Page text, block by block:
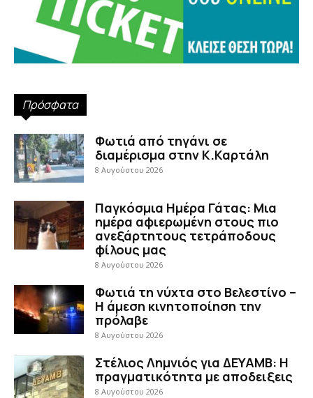
Πρόσφατα
Φωτιά από τηγάνι σε
διαμέρισμα στην Κ.Καρτάλη
8 Αυγούστου 2026
Παγκόσμια Ημέρα Γάτας: Μια
ημέρα αφιερωμένη στους πιο
ανεξάρτητους τετράποδους
φίλους μας
8 Αυγούστου 2026
Φωτιά τη νύχτα στο Βελεστίνο –
Η άμεση κινητοποίηση την
πρόλαβε
8 Αυγούστου 2026
Στέλιος Λημνιός για ΔΕΥΑΜΒ: Η
πραγματικότητα με αποδειξεις
8 Αυγούστου 2026